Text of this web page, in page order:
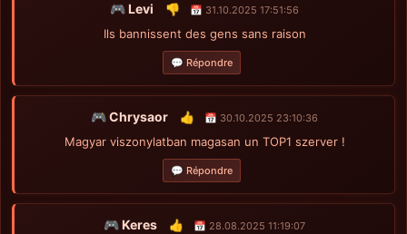
🎮 Levi 👎 📅 31.10.2025 17:51:56
Ils bannissent des gens sans raison
💬 Répondre
🎮 Chrysaor 👍 📅 30.10.2025 23:10:36
Magyar viszonylatban magasan un TOP1 szerver !
💬 Répondre
🎮 Keres 👍 📅 28.08.2025 11:19:07